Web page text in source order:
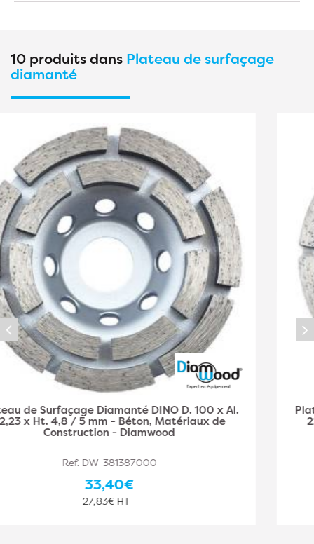
10 produits dans Plateau de surfaçage
diamanté
Plateau de Surfaçage Diamanté DINO D. 125 x Al.
22,23 x Ht. 4,8 / 5 mm - Béton, Matériaux de
Construction - Diamwood
Ref. DW-381387001
36,90€